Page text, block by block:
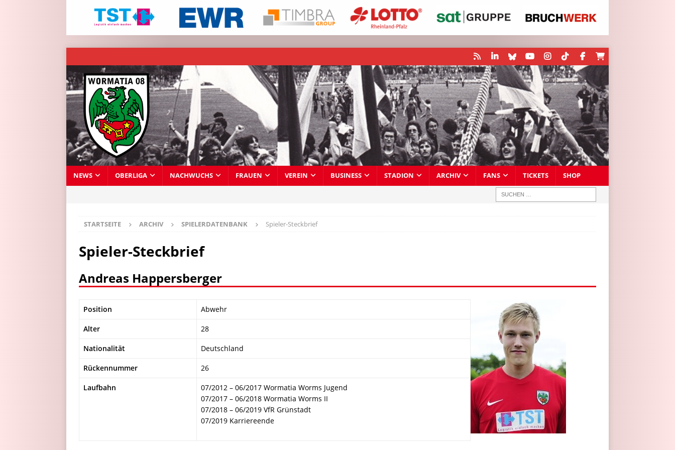
NEWS OBERLIGA NACHWUCHS FRAUEN VEREIN BUSINESS STADION ARCHIV FANS TICKETS SHOP
STARTSEITE ARCHIV SPIELERDATENBANK Spieler-Steckbrief
Spieler-Steckbrief
Andreas Happersberger
Position Abwehr
Alter 28
Nationalität Deutschland
Rückennummer 26
Laufbahn
07/2012 – 06/2017 Wormatia Worms Jugend
07/2017 – 06/2018 Wormatia Worms II
07/2018 – 06/2019 VfR Grünstadt
07/2019 Karriereende